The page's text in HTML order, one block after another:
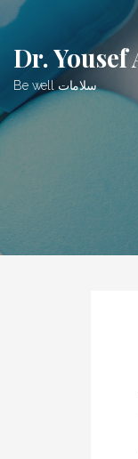
Skip
to
content
Dr.
Be well سلامات